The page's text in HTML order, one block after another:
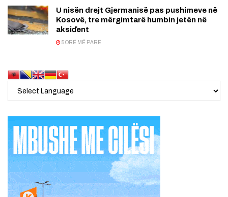
U nisën drejt Gjermanisë pas pushimeve në
Kosovë, tre mërgimtarë humbin jetën në
aksiďent
5 ORË MË PARË